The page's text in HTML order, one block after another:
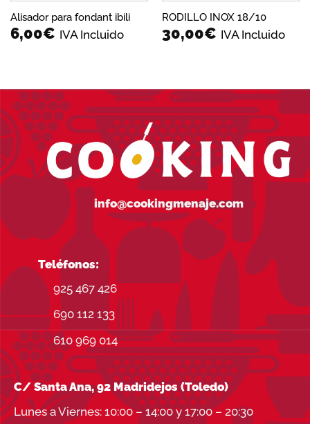
Alisador para fondant ibili
6,00€ IVA Incluido
RODILLO INOX 18/10
30,00€ IVA Incluido
info@cookingmenaje.com
Teléfonos:
925 467 426
690 112 133
610 969 014
C/ Santa Ana, 92 Madridejos (Toledo)
Lunes a Viernes: 10:00 – 14:00 y 17:00 – 20:30